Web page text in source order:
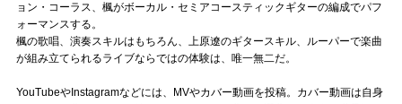
ョン・コーラス、楓がボーカル・セミアコースティックギターの編成でパフ
ォーマンスする。
楓の歌唱、演奏スキルはもちろん、上原遼のギタースキル、ルーパーで楽曲
が組み立てられるライブならではの体験は、唯一無二だ。
YouTubeやInstagramなどには、MVやカバー動画を投稿。カバー動画は自身